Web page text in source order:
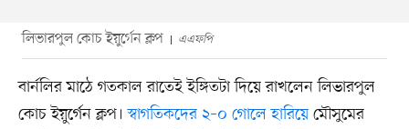
লিভারপুল কোচ ইয়ুর্গেন ক্লপ এএফপি
বার্নলির মাঠে গতকাল রাতেই ইঙ্গিতটা দিয়ে রাখলেন লিভারপুল
কোচ ইয়ুর্গেন ক্লপ।স্বাগতিকদের ২–০ গোলে হারিয়েমৌসুমের